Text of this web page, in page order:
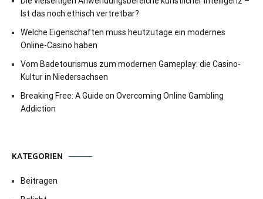
Ist das noch ethisch vertretbar?
Welche Eigenschaften muss heutzutage ein modernes
Online-Casino haben
Vom Badetourismus zum modernen Gameplay: die Casino-
Kultur in Niedersachsen
Breaking Free: A Guide on Overcoming Online Gambling
Addiction
KATEGORIEN
Beitragen